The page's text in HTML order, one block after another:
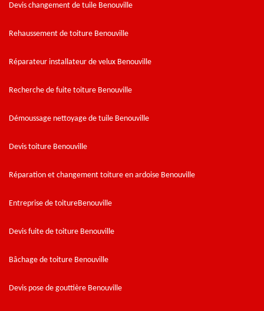
Devis changement de tuile Benouville
Rehaussement de toiture Benouville
Réparateur installateur de velux Benouville
Recherche de fuite toiture Benouville
Démoussage nettoyage de tuile Benouville
Devis toiture Benouville
Réparation et changement toiture en ardoise Benouville
Entreprise de toitureBenouville
Devis fuite de toiture Benouville
Bâchage de toiture Benouville
Devis pose de gouttière Benouville